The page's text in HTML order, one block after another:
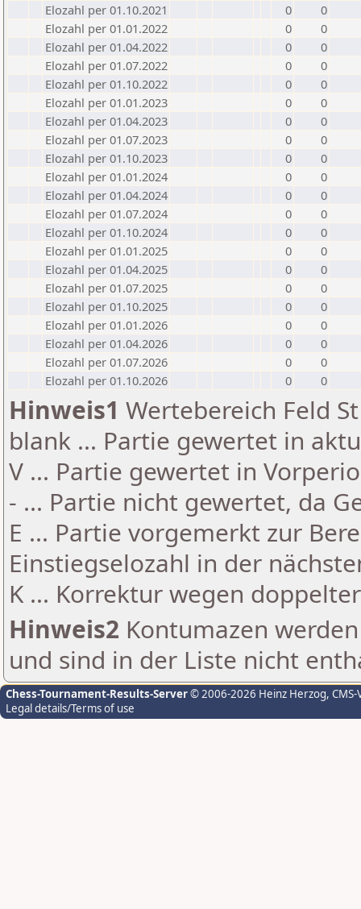
Elozahl per 01.10.2021
0
0
Elozahl per 01.01.2022
0
0
Elozahl per 01.04.2022
0
0
Elozahl per 01.07.2022
0
0
Elozahl per 01.10.2022
0
0
Elozahl per 01.01.2023
0
0
Elozahl per 01.04.2023
0
0
Elozahl per 01.07.2023
0
0
Elozahl per 01.10.2023
0
0
Elozahl per 01.01.2024
0
0
Elozahl per 01.04.2024
0
0
Elozahl per 01.07.2024
0
0
Elozahl per 01.10.2024
0
0
Elozahl per 01.01.2025
0
0
Elozahl per 01.04.2025
0
0
Elozahl per 01.07.2025
0
0
Elozahl per 01.10.2025
0
0
Elozahl per 01.01.2026
0
0
Elozahl per 01.04.2026
0
0
Elozahl per 01.07.2026
0
0
Elozahl per 01.10.2026
0 0
Hinweis1 Wertebereich Feld
blank ... Partie gewertet in
V ... Partie gewertet in
- ... Partie nicht gewertet, da
E ... Partie vorgemerkt zur
Einstiegselozahl in der
K ... Korrektur wegen
Hinweis2 Kontumazen
und sind in der Liste nicht
Chess-Tournament-Results-Server© 2006-2026 Heinz Herzog,
Legal details/Terms of use